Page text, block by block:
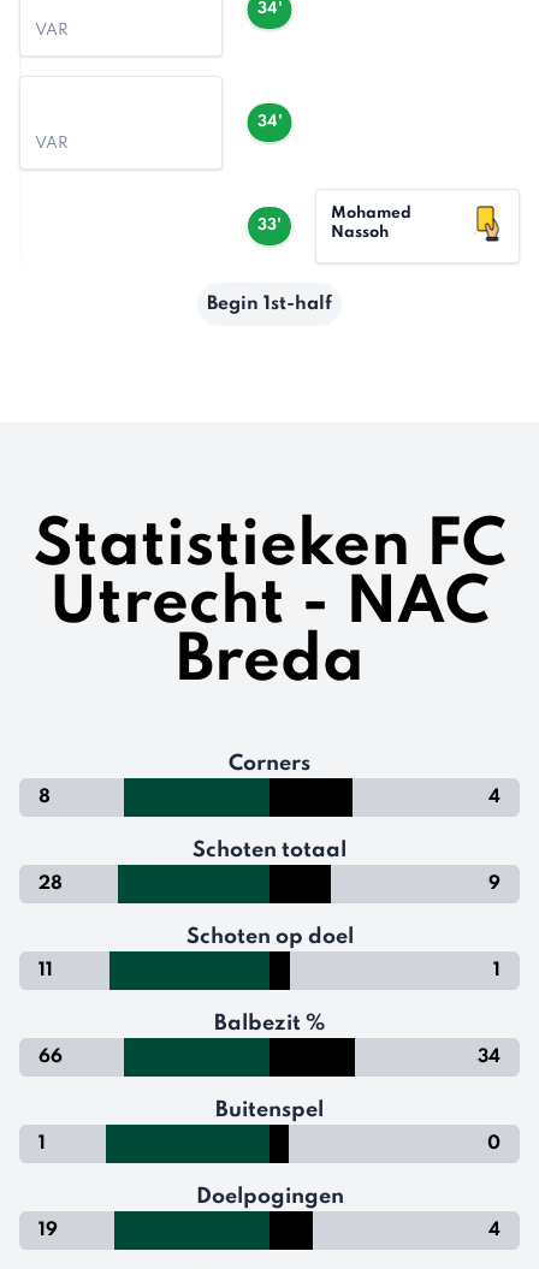
34'
VAR
34'
VAR
33'
Mohamed
Nassoh
Begin 1st-half
Statistieken FC
Utrecht - NAC
Breda
Corners
8 4
Schoten totaal
28 9
Schoten op doel
11 1
Balbezit %
66 34
Buitenspel
1 0
Doelpogingen
19 4